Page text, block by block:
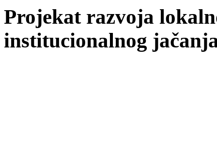
Projekat razvoja
institucionalnog